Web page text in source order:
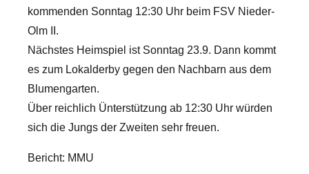
kommenden Sonntag 12:30 Uhr beim FSV Nieder-
Olm II.
Nächstes Heimspiel ist Sonntag 23.9. Dann kommt
es zum Lokalderby gegen den Nachbarn aus dem
Blumengarten.
Über reichlich Ünterstützung ab 12:30 Uhr würden
sich die Jungs der Zweiten sehr freuen.
Bericht: MMU